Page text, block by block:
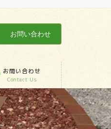
お問い合わせ
お問い合わせ
Contact Us